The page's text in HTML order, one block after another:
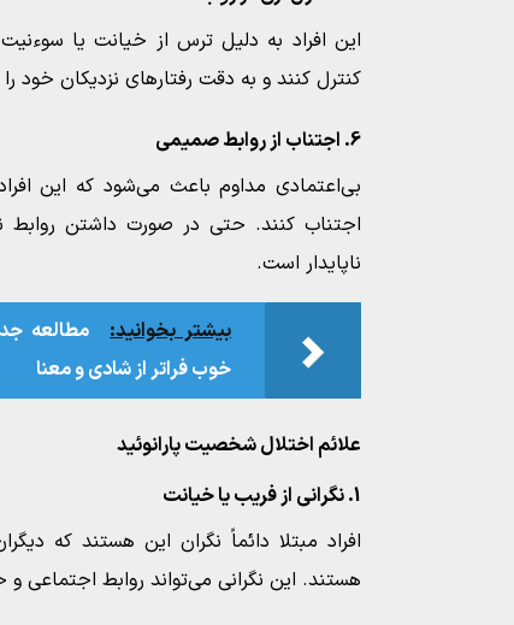
این افراد به دلیل ترس از خیانت یا سوءنیت
کنترل کنند و به دقت رفتارهای نزدیکان خود را
6. اجتناب از روابط صمیمی
بی‌اعتمادی مداوم باعث می‌شود که این
اجتناب کنند. حتی در صورت داشتن روابط
ناپایدار است.
بیشتر بخوانید:
مطالعه
خوب فراتر از شادی و معنا
علائم اختلال شخصیت پارانوئید
1. نگرانی از فریب یا خیانت
افراد مبتلا دائماً نگران این هستند که
هستند. این نگرانی می‌تواند روابط اجتماعی و